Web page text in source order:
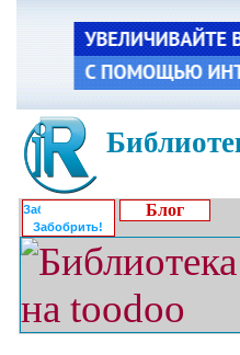
Забобрить!
Блог